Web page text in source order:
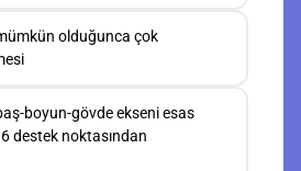
olduğunca çok
boyun-gövde ekseni esas
destek noktasından